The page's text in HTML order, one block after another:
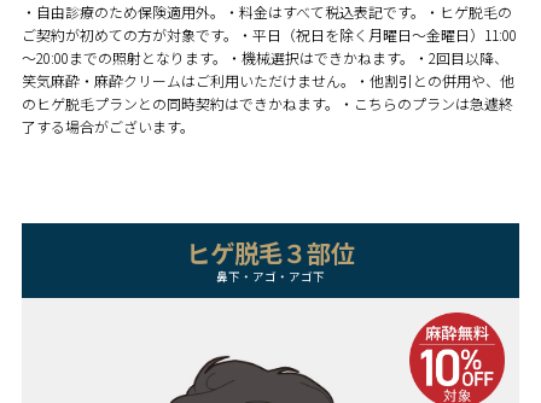
・自由診療のため保険適用外。・料金はすべて税込表記です。・ヒゲ脱毛の
ご契約が初めての方が対象です。・平日（祝日を除く月曜日〜金曜日）11:00
～20:00までの照射となります。・機械選択はできかねます。・2回目以降、
笑気麻酔・麻酔クリームはご利用いただけません。・他割引との併用や、他
のヒゲ脱毛プランとの同時契約はできかねます。・こちらのプランは急遽終
了する場合がございます。
ヒゲ脱毛３部位
鼻下・アゴ・アゴ下